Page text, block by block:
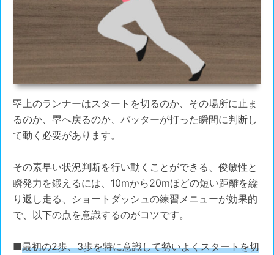
塁上のランナーはスタートを切るのか、その場所に止ま
るのか、塁へ戻るのか、バッターが打った瞬間に判断し
て動く必要があります。
その素早い状況判断を行い動くことができる、俊敏性と
瞬発力を鍛えるには、10mから20mほどの短い距離を繰
り返し走る、ショートダッシュの練習メニューが効果的
で、以下の点を意識するのがコツです。
■最初の2歩、3歩を特に意識して勢いよくスタートを切